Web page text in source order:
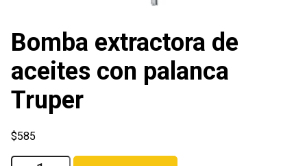
Bomba extractora de
aceites con palanca
Truper
$585
Bomba